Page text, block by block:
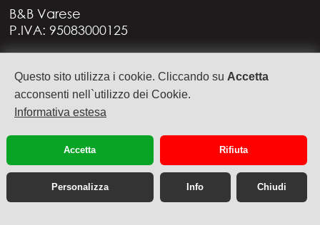
Questo sito utilizza i cookie. Cliccando su Accetta
acconsenti nell`utilizzo dei Cookie.
Informativa estesa
Accetta Rifiuta
Personalizza Info Chiudi
B&B Varese
P.IVA: 95083000125
21949 CASTRONNO (VA)
+39 335 6088957
info@bbvarese.it
cookie